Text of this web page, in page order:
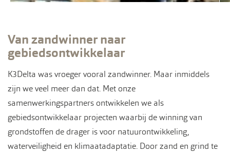
Van zandwinner naar
gebiedsontwikkelaar
K3Delta was vroeger vooral zandwinner. Maar inmiddels
zijn we veel meer dan dat. Met onze
samenwerkingspartners ontwikkelen we als
gebiedsontwikkelaar projecten waarbij de winning van
grondstoffen de drager is voor natuurontwikkeling,
waterveiligheid en klimaatadaptatie. Door zand en grind te